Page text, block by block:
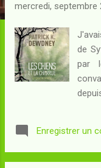
mercredi, septembre
de
par
Enregistrer un